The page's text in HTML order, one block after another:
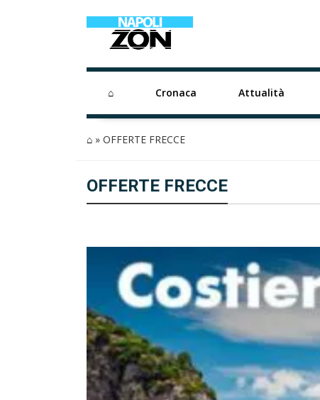
⌂ Cronaca Attualità
⌂ » OFFERTE FRECCE
OFFERTE FRECCE